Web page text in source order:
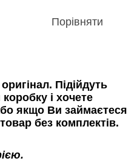
Порівняти
Підійдуть
і хочете
якщо Ви займаєтеся
без комплектів.